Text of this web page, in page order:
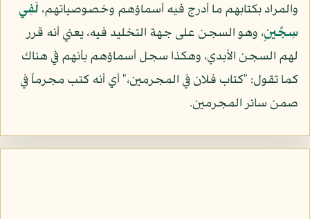
والمراد بكتابهم ما أدرج فيه أسماؤهم وخصوصياتهم، لَفِي
سِجِّينٍ، وهو السجن على جهة التخليد فيه، يعني أنه قرر
لهم السجن الأبدي، وهكذا سجل أسماؤهم بأنهم في هناك
كما تقول: "كتاب فلان في المجرمين،" أي أنه كتب مجرماً في
صمن سائر المجرمين.